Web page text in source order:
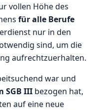
vollen Höhe des
für alle Berufe
nur in den
sind, um die
aufrechtzuerhalten.
war und
SGB III bezogen hat,
auf eine neue